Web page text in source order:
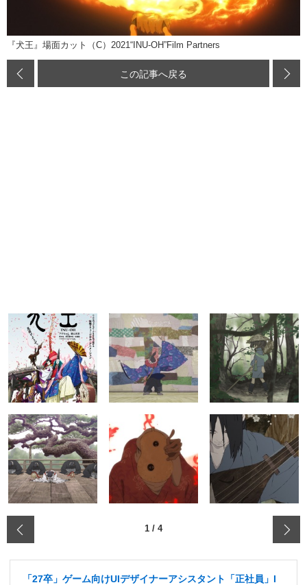
『犬王』場面カット（C）2021“INU-OH”Film Partners
この記事へ戻る
1 / 4
「27卒」ゲーム向けUIデザイナーアシスタント「正社員」I